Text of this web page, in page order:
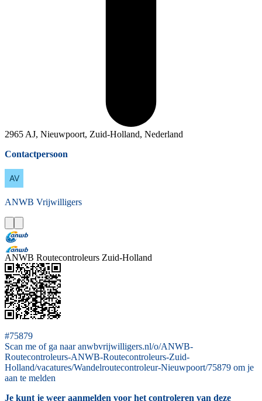
2965 AJ, Nieuwpoort, Zuid-Holland, Nederland
Contactpersoon
ANWB Vrijwilligers
ANWB Routecontroleurs Zuid-Holland
#75879
Scan me of ga naar anwbvrijwilligers.nl/o/ANWB-
Routecontroleurs-ANWB-Routecontroleurs-Zuid-
Holland/vacatures/Wandelroutecontroleur-Nieuwpoort/75879 om je
aan te melden
Je kunt je weer aanmelden voor het controleren van deze